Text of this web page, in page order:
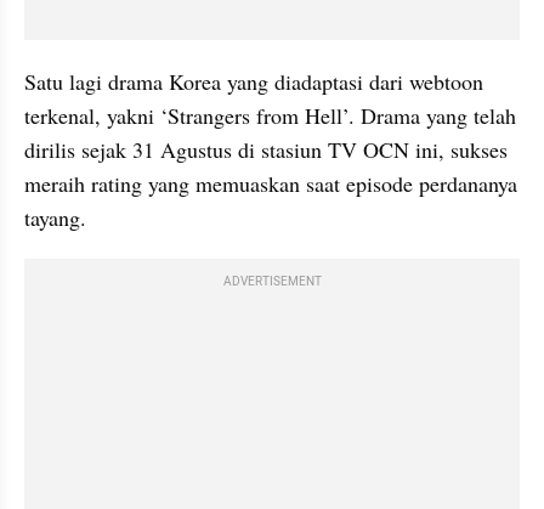
Satu lagi drama Korea yang diadaptasi dari webtoon
terkenal, yakni ‘Strangers from Hell’. Drama yang telah
dirilis sejak 31 Agustus di stasiun TV OCN ini, sukses
meraih rating yang memuaskan saat episode perdananya
tayang.
ADVERTISEMENT